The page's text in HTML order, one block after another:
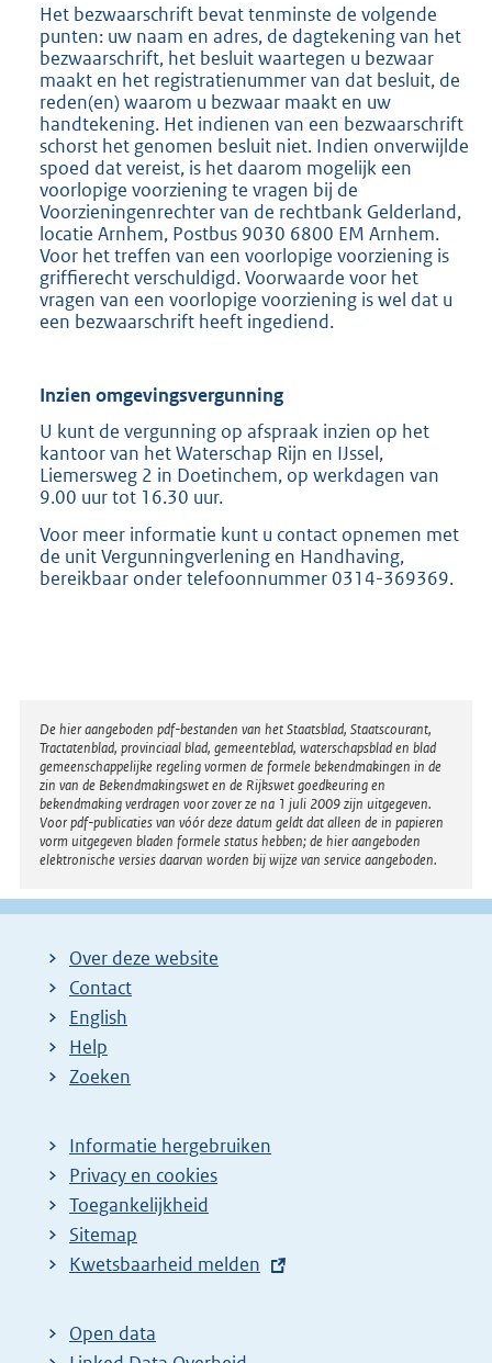
Het bezwaarschrift bevat tenminste de volgende
punten: uw naam en adres, de dagtekening van het
bezwaarschrift, het besluit waartegen u bezwaar
maakt en het registratienummer van dat besluit, de
reden(en) waarom u bezwaar maakt en uw
handtekening. Het indienen van een bezwaarschrift
schorst het genomen besluit niet. Indien onverwijlde
spoed dat vereist, is het daarom mogelijk een
voorlopige voorziening te vragen bij de
Voorzieningenrechter van de rechtbank Gelderland,
locatie Arnhem, Postbus 9030 6800 EM Arnhem.
Voor het treffen van een voorlopige voorziening is
griffierecht verschuldigd. Voorwaarde voor het
vragen van een voorlopige voorziening is wel dat u
een bezwaarschrift heeft ingediend.
Inzien omgevingsvergunning
U kunt de vergunning op afspraak inzien op het
kantoor van het Waterschap Rijn en IJssel,
Liemersweg 2 in Doetinchem, op werkdagen van
9.00 uur tot 16.30 uur.
Voor meer informatie kunt u contact opnemen met
de unit Vergunningverlening en Handhaving,
bereikbaar onder telefoonnummer 0314-369369.
Disclaimer
De hier aangeboden pdf-bestanden van het Staatsblad, Staatscourant,
Tractatenblad, provinciaal blad, gemeenteblad, waterschapsblad en blad
gemeenschappelijke regeling vormen de formele bekendmakingen in de
zin van de Bekendmakingswet en de Rijkswet goedkeuring en
bekendmaking verdragen voor zover ze na 1 juli 2009 zijn uitgegeven.
Voor pdf-publicaties van vóór deze datum geldt dat alleen de in papieren
vorm uitgegeven bladen formele status hebben; de hier aangeboden
elektronische versies daarvan worden bij wijze van service aangeboden.
Over deze website
Contact
English
Help
Zoeken
Informatie hergebruiken
Privacy en cookies
Toegankelijkheid
Sitemap
E
t
e
Kwetsbaarheid melden
Open data